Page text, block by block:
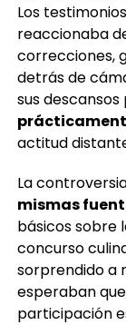
Los
reaccionaba
correcciones,
detrás de
sus
actitud
La
mismas
básicos sobre
concurso
sorprendido a
esperaban
participación